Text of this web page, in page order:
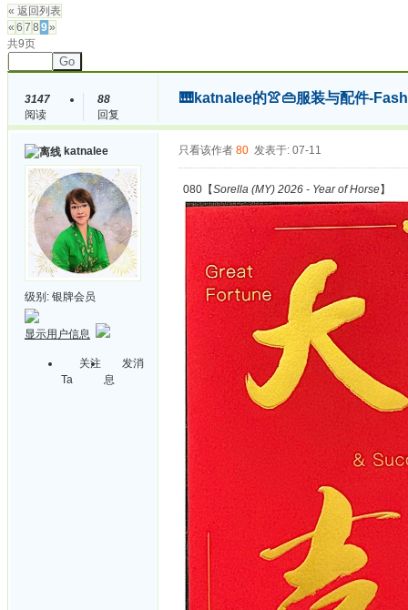
« 返回列表
« 6 7 8 9»
共9页
Go
3147
阅读
88
回复
🎹katnalee的👚👜服装与配件-
katnalee
级别: 银牌会员
显示用户信息
关注
Ta
发消
息
只看该作者 80 发表于: 07-11
080【Sorella (MY) 2026 - Year of Horse】